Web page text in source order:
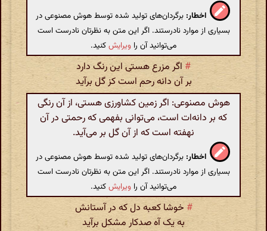
اخطار: برگردان‌های تولید شده توسط هوش مصنوعی در
بسیاری از موارد نادرستند. اگر این متن به نظرتان نادرست است
می‌توانید آن را ویرایشکنید.
# اگر مزرع هستی این رنگ دارد
بر آن دانه رحم است کز گل برآید
هوش مصنوعی: اگر زمین کشاورزی هستی، از آن رنگی
که بر دانه‌ات است، می‌توانی بفهمی که رحمتی در آن
نهفته است که از آن گل بر می‌آید.
اخطار: برگردان‌های تولید شده توسط هوش مصنوعی در
بسیاری از موارد نادرستند. اگر این متن به نظرتان نادرست است
می‌توانید آن را ویرایشکنید.
# خوشا کعبه دل که در آستانش
به یک آه صدکار مشکل برآید